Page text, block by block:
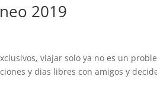
2019
viajar solo ya no es un
y dias libres con amigos y